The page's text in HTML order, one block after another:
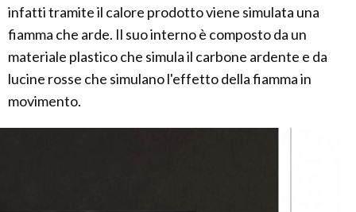
infatti tramite il calore prodotto viene simulata una
fiamma che arde. Il suo interno è composto da un
materiale plastico che simula il carbone ardente e da
lucine rosse che simulano l'effetto della fiamma in
movimento.